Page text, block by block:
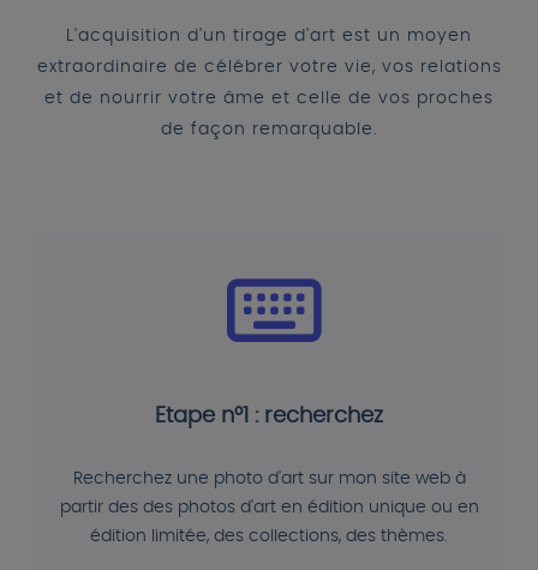
L'acquisition d'un tirage d'art est un moyen
extraordinaire de célébrer votre vie, vos relations
et de nourrir votre âme et celle de vos proches
de façon remarquable.
Etape n°1 : recherchez
Recherchez une photo d'art sur mon site web à
partir des des photos d'art en édition unique ou en
édition limitée, des collections, des thèmes.